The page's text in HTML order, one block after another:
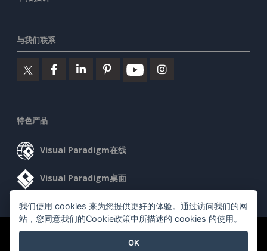
与我们联系
特色产品
Visual Paradigm在线
Visual Paradigm桌面
©2026 by Visual Paradigm. 版权所有。
我们使用 cookies 来为您提供更好的体验。通过访问我们的网
站，您同意我们的Cookie政策中所描述的 cookies 的使用。
OK